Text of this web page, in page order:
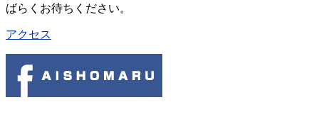
ばらくお待ちください。
アクセス